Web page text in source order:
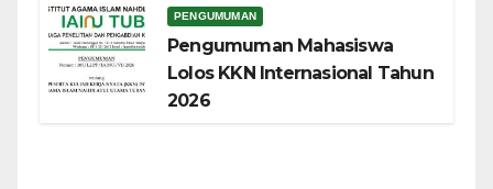
PENGUMUMAN
Pengumuman Mahasiswa
Lolos KKN Internasional Tahun
2026